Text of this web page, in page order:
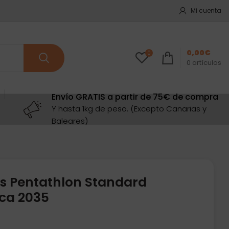
Mi cuenta
0
0 artículos
0,00€
Envío GRATIS a partir de 75€ de compra
Y hasta 1kg de peso. (Excepto Canarias y
Baleares)
Pentathlon Standard
2035